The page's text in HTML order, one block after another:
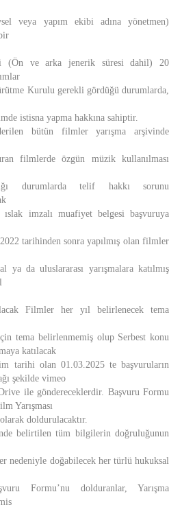
veya yapım ekibi adına yönetmen)
(Ön ve arka jenerik süresi dahil) 20
Kurulu gerekli gördüğü durumlarda,
istisna yapma hakkına sahiptir.
bütün filmler yarışma arşivinde
filmlerde özgün müzik kullanılması
durumlarda telif hakkı sorunu
ıslak imzalı muafiyet belgesi başvuruya
tarihinden sonra yapılmış olan filmler
ya da uluslararası yarışmalara katılmış
Filmler her yıl belirlenecek tema
tema belirlenmemiş olup Serbest konu
katılacak
tarihi olan 01.03.2025 te başvuruların
şekilde vimeo
ile göndereceklerdir. Başvuru Formu
Yarışması
doldurulacaktır.
belirtilen tüm bilgilerin doğruluğunun
nedeniyle doğabilecek her türlü hukuksal
Formu’nu dolduranlar, Yarışma